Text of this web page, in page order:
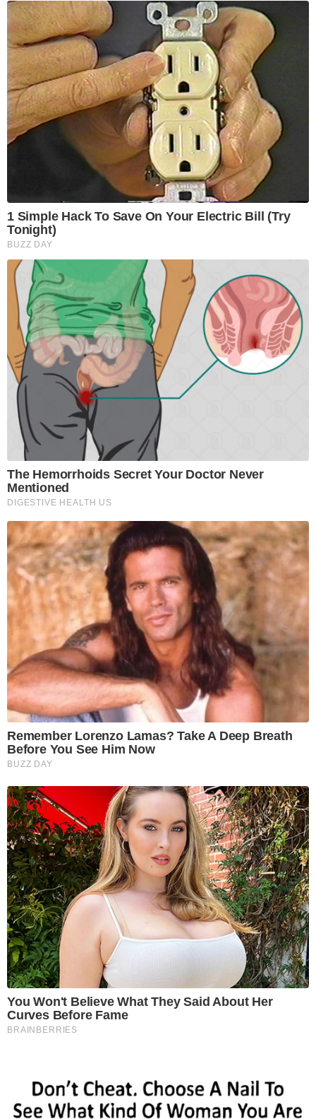
1 Simple Hack To Save On Your Electric Bill (Try
Tonight)
BUZZ DAY
The Hemorrhoids Secret Your Doctor Never
Mentioned
DIGESTIVE HEALTH US
Remember Lorenzo Lamas? Take A Deep Breath
Before You See Him Now
BUZZ DAY
You Won't Believe What They Said About Her
Curves Before Fame
BRAINBERRIES